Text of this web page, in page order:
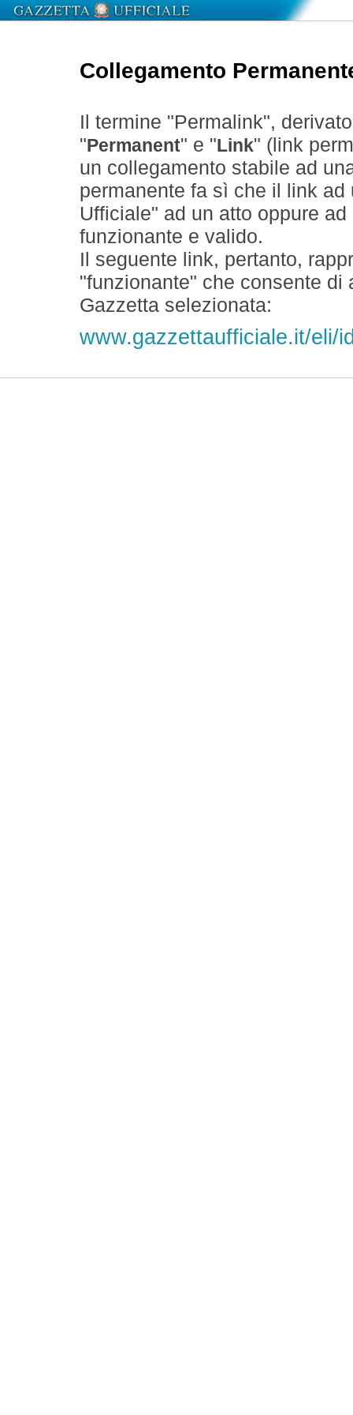
Collegamento
Il termine "Permalink",
" Permanent" e " Link" (link
un collegamento stabile ad
permanente fa sì che il link
Ufficiale" ad un atto oppure
funzionante e valido.
Il seguente link, pertanto,
"funzionante" che consente
Gazzetta selezionata:
www.gazzettaufficiale.it/eli/